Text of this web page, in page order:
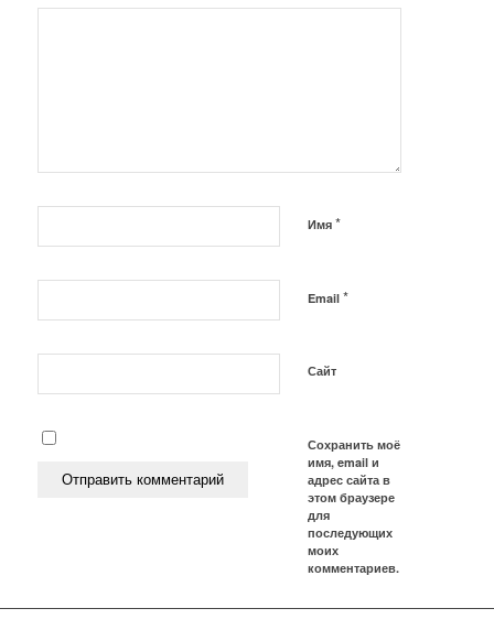
Имя *
Email *
Сайт
Сохранить моё
имя, email и
адрес сайта в
этом браузере
для
последующих
моих
комментариев.